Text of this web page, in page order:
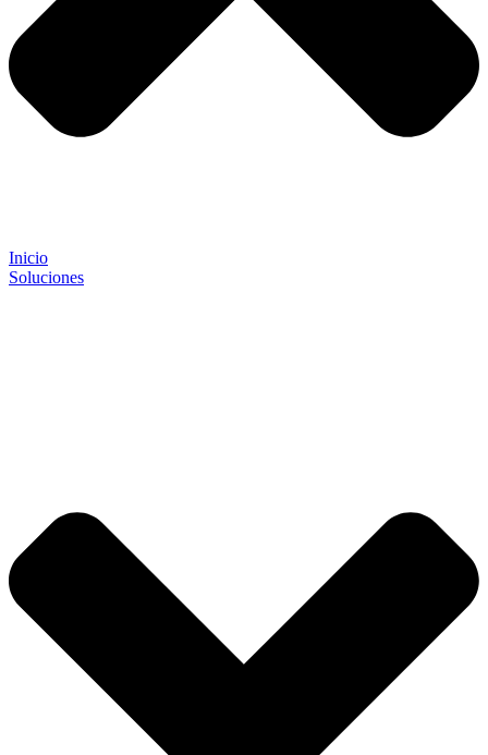
Inicio
Soluciones